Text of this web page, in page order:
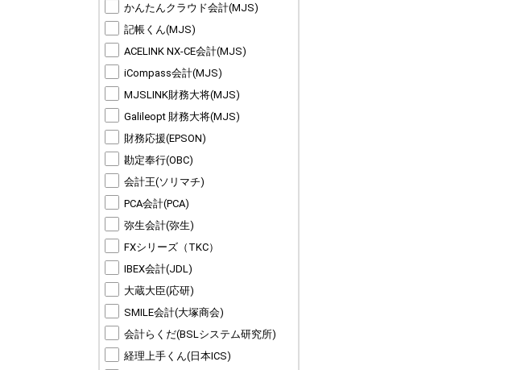
かんたんクラウド会計(MJS)
記帳くん(MJS)
ACELINK NX-CE会計(MJS)
iCompass会計(MJS)
MJSLINK財務大将(MJS)
Galileopt 財務大将(MJS)
財務応援(EPSON)
勘定奉行(OBC)
会計王(ソリマチ)
PCA会計(PCA)
弥生会計(弥生)
FXシリーズ（TKC）
IBEX会計(JDL)
大蔵大臣(応研)
SMILE会計(大塚商会)
会計らくだ(BSLシステム研究所)
経理上手くん(日本ICS)